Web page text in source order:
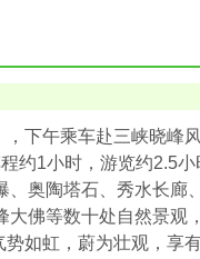
下午乘车赴三峡晓峰
约1小时，游览约2.5
奥陶塔石、秀水长廊
佛等数十处自然景观
如虹，蔚为壮观，享